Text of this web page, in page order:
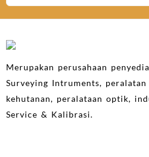
Merupakan perusahaan
Surveying Intruments,
kehutanan, peralataan optik,
Service & Kalibrasi.